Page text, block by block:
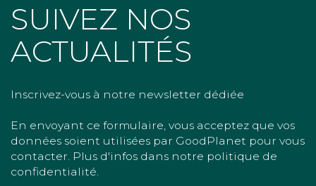
SUIVEZ NOS
ACTUALITÉS
Inscrivez-vous à notre newsletter dédiée
En envoyant ce formulaire, vous acceptez que vos
données soient utilisées par GoodPlanet pour vous
contacter. Plus d'infos dans notre politique de
confidentialité.